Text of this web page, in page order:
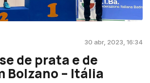
30 abr, 2023, 16:34
de prata e de
Bolzano – Itália